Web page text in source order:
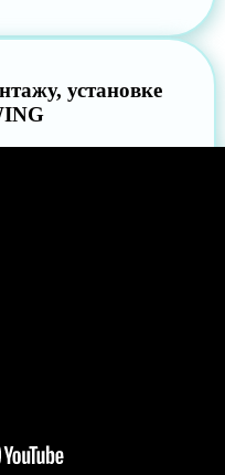
установке